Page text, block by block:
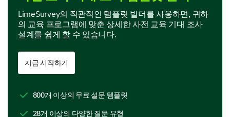
오:
옵션: 1 (매우 낮음), 2 (낮음), 3 (중립), 4 (높음), 5
콘텐츠 관련성
연사 전문성
LimeSurvey의 직관적인 템플릿 빌더를 사용하면, 귀하
의 교육 프로그램에 맞춘 상세한 사전 교육 기대 조사
설계를 쉽게 할 수 있습니다.
지금 시작하기
800개 이상의 무료 설문 템플릿
28개 이상의 다양한 질문 유형